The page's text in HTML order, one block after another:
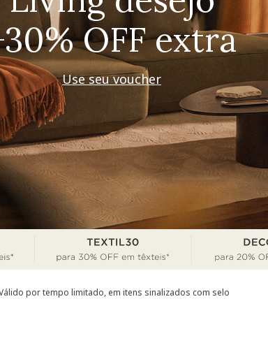
Pequenos rituais
Grandes mudanças
Decorar
por tempo limitado, em itens sinalizados com selo